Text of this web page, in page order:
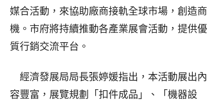
媒合活動，來協助廠商接軌全球市場，創造商
機。市府將持續推動各產業展會活動，提供優
質行銷交流平台。
經濟發展局局長張婷媛指出，本活動展出內
容豐富，展覽規劃「扣件成品」、「機器設